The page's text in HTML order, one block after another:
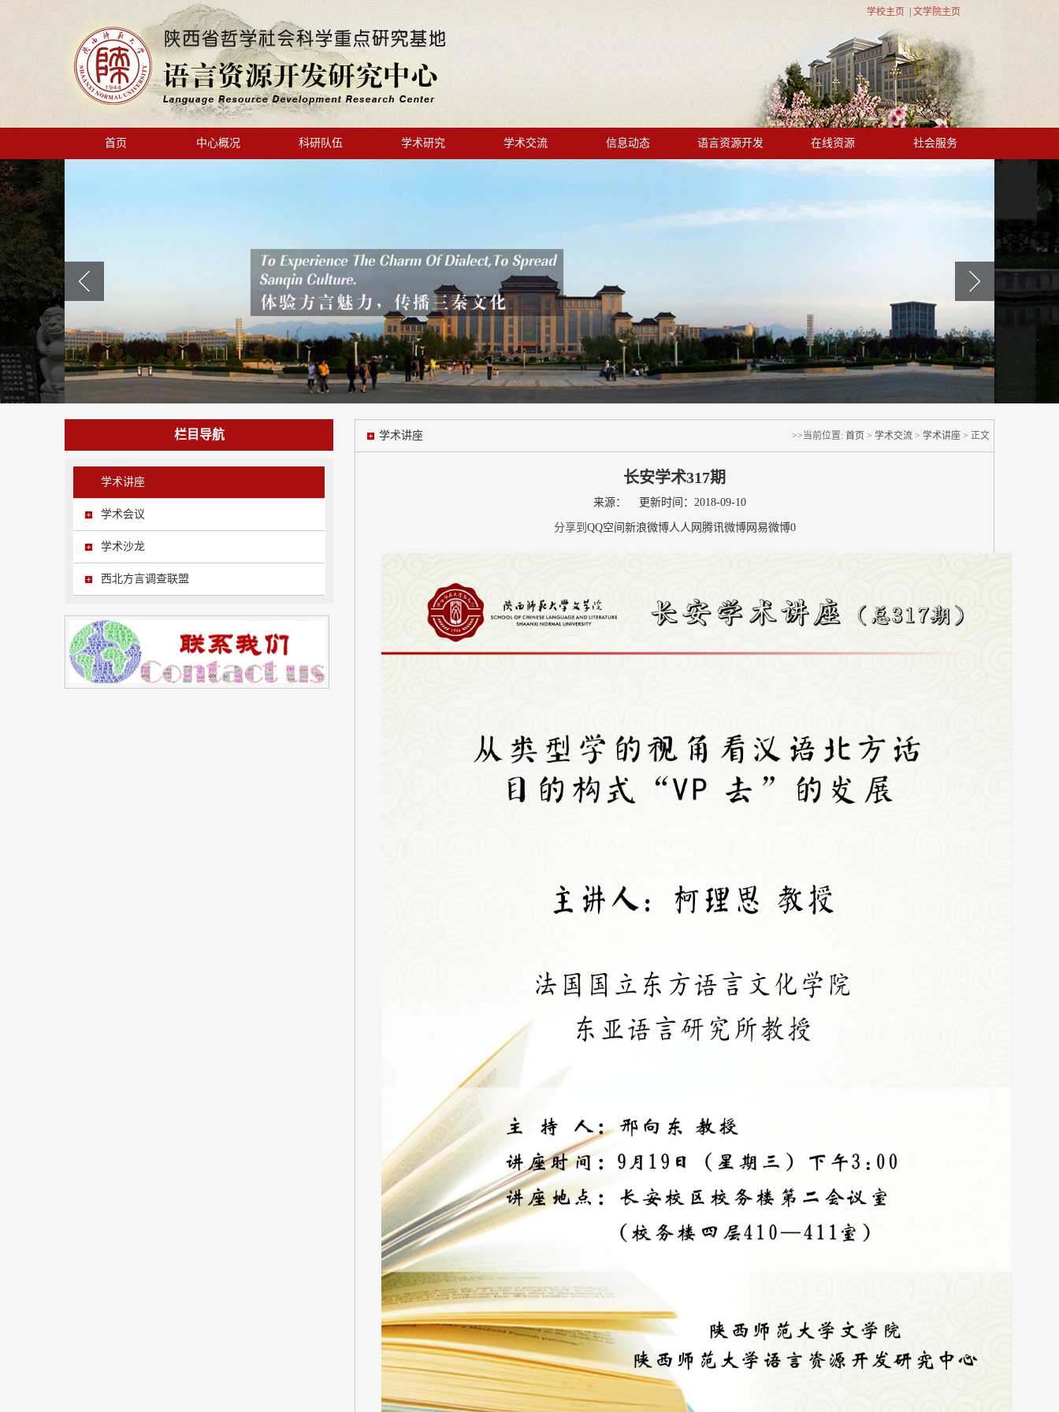
学校主页 文学院主页
首页 中心概况 科研队伍 学术研究 学术交流 信息动态 语言资源开发 在线资源 社会服务
栏目导航
学术讲座
学术会议
学术沙龙
西北方言调查联盟
学术讲座 >>当前位置: 首页 > 学术交流 > 学术讲座 > 正文
长安学术317期
来源： 更新时间：2018-09-10
分享到 QQ空间 新浪微博人人网 腾讯微博网易微博0